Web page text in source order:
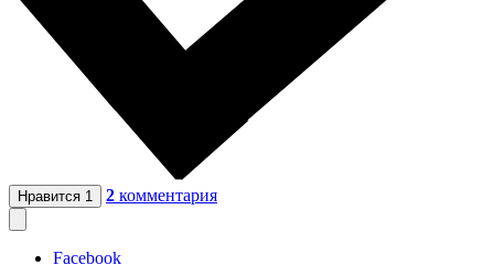
Нравится 1 2 комментария
Facebook